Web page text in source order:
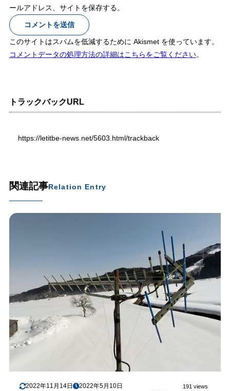
ールアドレス、サイトを保存する。
このサイトはスパムを低減するために Akismet を使っています。
コメントデータの処理方法の詳細はこちらをご覧ください。
トラックバックURL
https://letitbe-news.net/5603.html/trackback
関連記事Relation Entry
2022年11月14日 2022年5月10日 191 views